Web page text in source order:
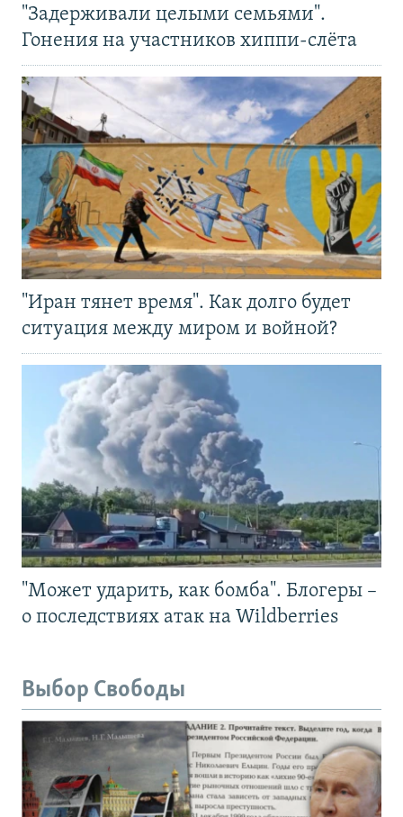
"Задерживали целыми семьями".
Гонения на участников хиппи-слёта
"Иран тянет время". Как долго будет
ситуация между миром и войной?
"Может ударить, как бомба". Блогеры –
о последствиях атак на Wildberries
Выбор Свободы